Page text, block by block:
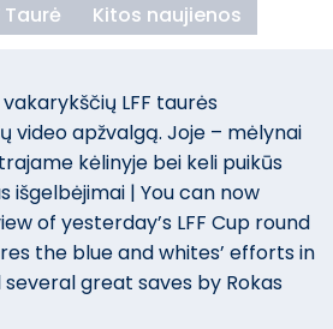
Taurė Kitos naujienos
LFF taurės
video apžvalgą. Joje – mėlynai
kėlinyje bei keli puikūs
išgelbėjimai | You can now
of yesterday’s LFF Cup round
the blue and whites’ efforts in
great saves by Rokas